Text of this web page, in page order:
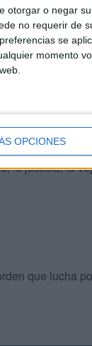
otorgar o negar
no requerir de
se
momento
OPCIONES
el impulso
ninguna
hace
en la travesía
preguntas,
la justicia, la
que lucha